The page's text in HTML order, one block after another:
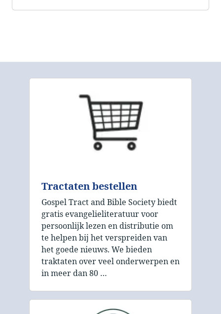
Tractaten bestellen
Gospel Tract and Bible Society biedt
gratis evangelieliteratuur voor
persoonlijk lezen en distributie om
te helpen bij het verspreiden van
het goede nieuws. We bieden
traktaten over veel onderwerpen en
in meer dan 80 …